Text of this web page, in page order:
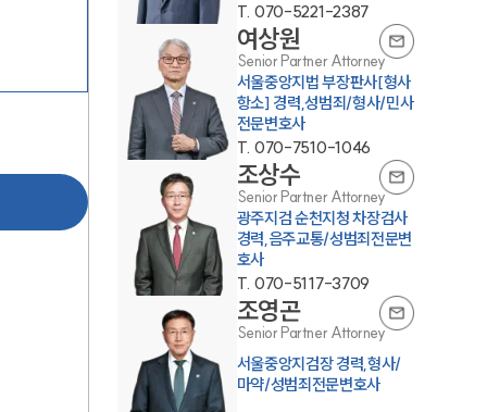
팀소개
팀소개
대륜의 강점
오시는 길
글로벌 파트너 로펌
고객의 소리
통합검색
AI대륜
T. 070-5221-2387
여상원
Senior Partner Attorney
서울중앙지법 부장판사[형사
항소] 경력,성범죄/형사/민사
전문변호사
T. 070-7510-1046
조상수
Senior Partner Attorney
광주지검 순천지청 차장검사
경력,음주교통/성범죄전문변
호사
T. 070-5117-3709
조영곤
Senior Partner Attorney
서울중앙지검장 경력,형사/
마약/성범죄전문변호사